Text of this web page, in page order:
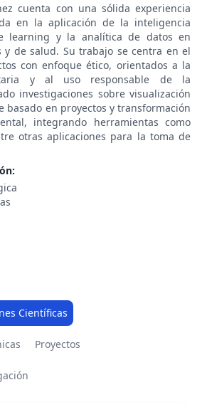
cuenta con una sólida experiencia
en la aplicación de la inteligencia
learning y la analítica de datos en
y de salud. Su trabajo se centra en el
con enfoque ético, orientados a la
y al uso responsable de la
investigaciones sobre visualización
basado en proyectos y transformación
integrando herramientas como
otras aplicaciones para la toma de
Científicas
Proyectos